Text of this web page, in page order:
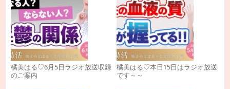
橘美はる♡6月5日ラジオ放送収録
のご案内
橘美はる♡本日15日はラジオ放送
です～～